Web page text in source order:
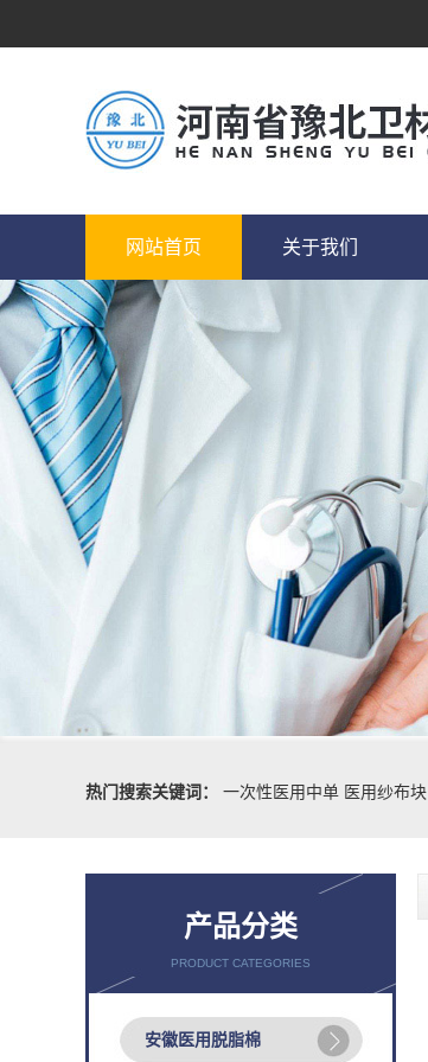
网站首页 关于我们
热门搜索关键词：
一次性医用中单 医用纱布块
产品分类
PRODUCT CATEGORIES
安徽医用脱脂棉